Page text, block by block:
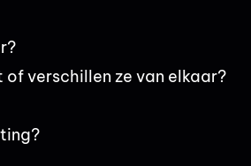
verschillen ze van elkaar?